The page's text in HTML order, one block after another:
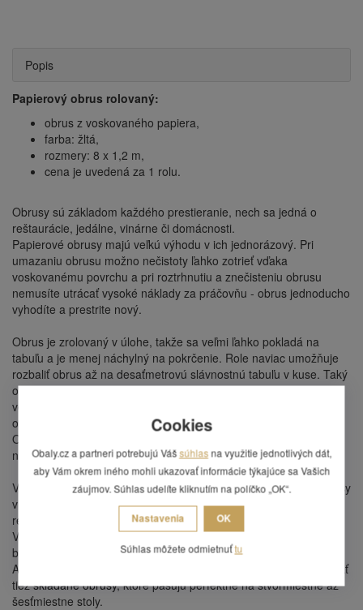
Popis
Papierový obrus rolovaný:
obrus z voskovaného papiera,
farba: žltá,
rozmery: 8 x 1,2 m,
cena je uvedená za 1 rolu.
Obrusy sú základom každého prestieranie, nech sa jedná o
reštaurácie, jedálne, vinárne či domácnosti.
Papierové obrusy majú veľkú výhodu v ich jednorázový. Pri
umazaniu obrusu možno nečistoty ľahko zotrieť vďaka
voskovanému povrchu a pri roztrhnutiu a znečisteniu obrusu
nemusíte utrácať vysoké náklady za práčovňu - obrus jednoducho
vyhodíte a prestrite nový.
Obrus je zrolovaný v úlohe, takže sa veľmi ľahko pokladá na
tabuľu a je menej náchylný na pokrčenie. Role naviac umožňuje
rozbaliť obrus až na desaťmetrovú slávnostnú tabuľu v kuse. Taký
obrus sa hodí napríklad pri bohatších hostinách - svadbách,
veľkých oslavách a rautoch. Biely obrus je výnimočne dlhšia, než
ostatné farebné obrusy.
Obrus navyše šetrí personálu čas a peniaze za práčovne -
nemusí sa prať, po znečistení a zničenie obrusu sa vyhodí.
Vďaka nízkym zriaďovacím nákladom je možné zhotovovať obrusy
v rôznych farbách podľa ročných období, nálady prevádzkového
reštaurácie alebo konkrétne akcie, prebiehajúce v reštaurácii.
Veľmi obľúbené sú obrusy na párty, diskotékach a v kluboch, kde
by sa plátené obrusy zničili.
Ak nevyhovujú obrusy rolované o dĺžke 8 metrov, môžete vytvárať
tiežskladané obrusy, ktoré pasujú perfektne na štvormiestne až
šesťmiestne stoly.
Cookies
Obaly.cz a partneri potrebujú Vášsúhlas na využitie jednotlivých dát,
aby Vám okrem iného mohli ukazovať informácie týkajúce sa Vašich
záujmov. Súhlas udelíte kliknutím na políčko „OK“.
Nastavenia OK
Súhlas môžete odmietnuťtu